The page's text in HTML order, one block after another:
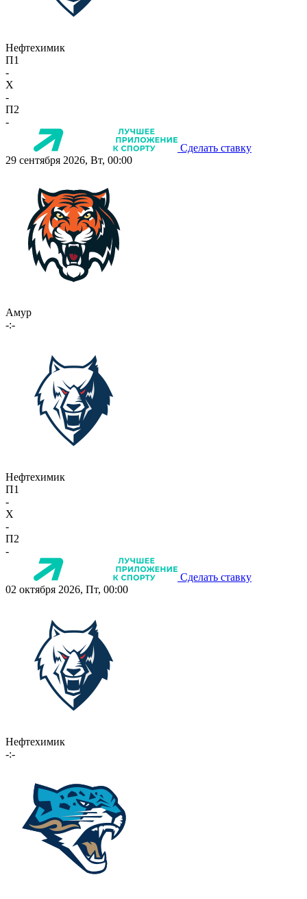
Нефтехимик
П1
-
X
-
П2
-
Сделать ставку
29 сентября 2026, Вт, 00:00
Амур
-:-
Нефтехимик
П1
-
X
-
П2
-
Сделать ставку
02 октября 2026, Пт, 00:00
Нефтехимик
-:-